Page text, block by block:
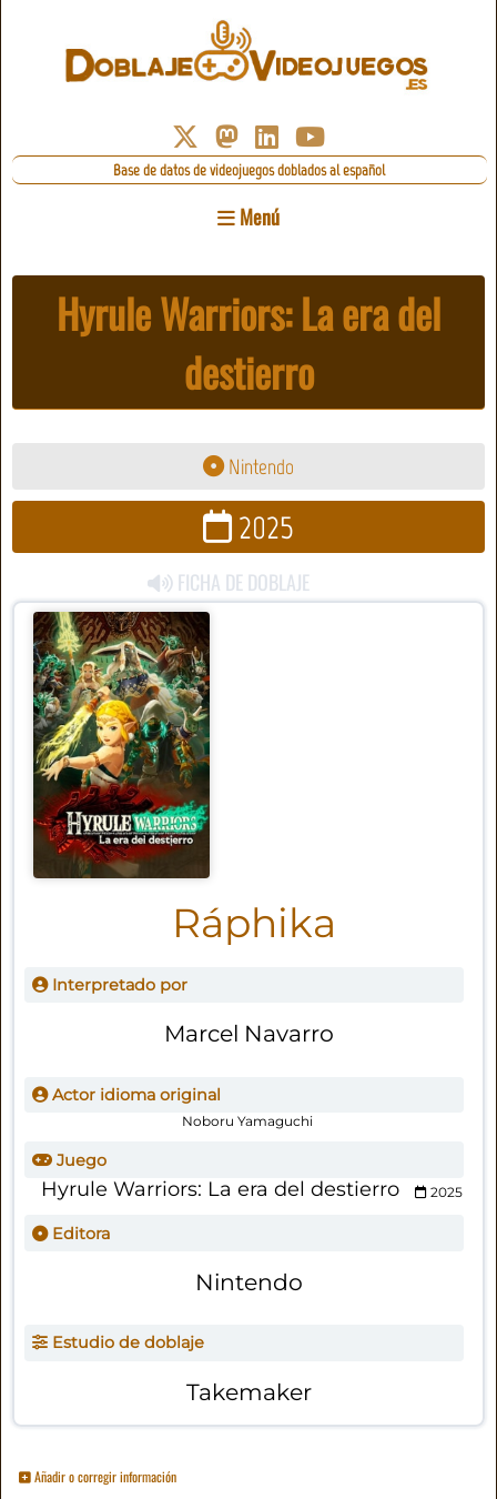
Base de datos de videojuegos doblados al español
Menú
Hyrule Warriors: La era del
destierro
Nintendo
2025
FICHA DE DOBLAJE
Ráphika
Interpretado por
Marcel Navarro
Actor idioma original
Noboru Yamaguchi
Juego
Hyrule Warriors: La era del destierro 2025
Editora
Nintendo
Estudio de doblaje
Takemaker
Añadir o corregir información